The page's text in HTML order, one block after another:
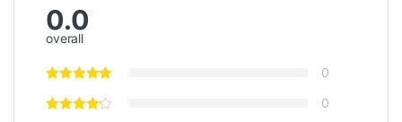
0.0
overall
0
0